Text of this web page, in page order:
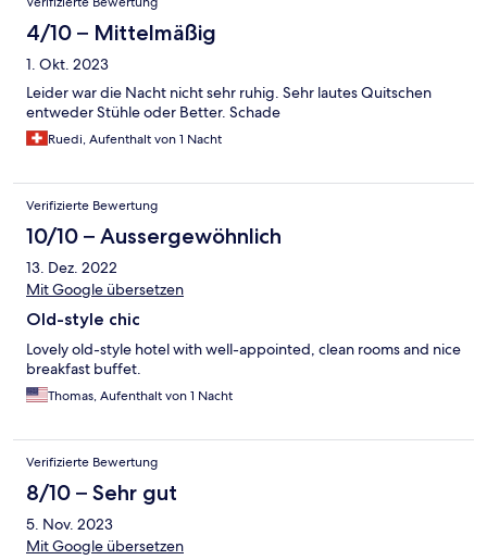
4/10 – Mittelmäßig
1. Okt. 2023
Leider war die Nacht nicht sehr ruhig. Sehr lautes Quitschen
entweder Stühle oder Better. Schade
Ruedi, Aufenthalt von 1 Nacht
Verifizierte Bewertung
10/10 – Aussergewöhnlich
13. Dez. 2022
Mit Google übersetzen
Old-style chic
Lovely old-style hotel with well-appointed, clean rooms and nice
breakfast buffet.
Thomas, Aufenthalt von 1 Nacht
Verifizierte Bewertung
8/10 – Sehr gut
5. Nov. 2023
Mit Google übersetzen